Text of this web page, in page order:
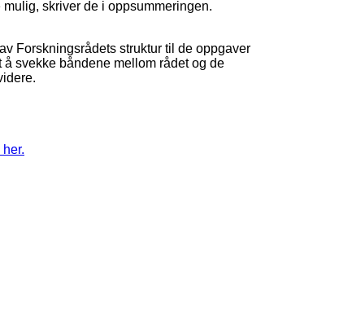
skriver de i oppsummeringen.
Forskningsrådets struktur til de oppgaver
svekke båndene mellom rådet og de